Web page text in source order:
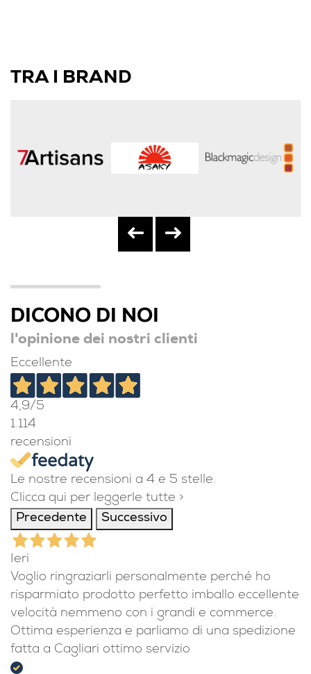
TRA I BRAND
DICONO DI NOI
l'opinione dei nostri clienti
Eccellente
4,9/5
1.114
recensioni
Le nostre recensioni a 4 e 5 stelle.
Clicca qui per leggerle tutte >
Precedente
Successivo
Ieri
Voglio ringraziarli personalmente perché ho
risparmiato prodotto perfetto imballo eccellente
velocità nemmeno con i grandi e commerce.
Ottima esperienza e parliamo di una spedizione
fatta a Cagliari ottimo servizio